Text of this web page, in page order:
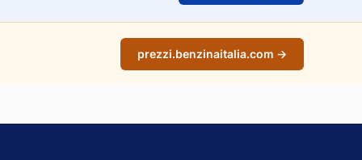
prezzi.benzinaitalia.com →